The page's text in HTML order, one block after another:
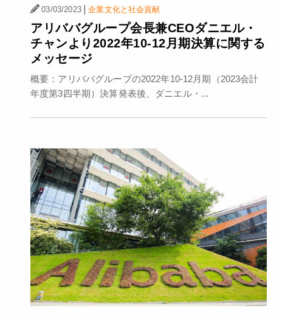
03/03/2023 | 企業文化と社会貢献
アリババグループ会長兼CEOダニエル・
チャンより2022年10-12月期決算に関する
メッセージ
概要：アリババグループの2022年10-12月期（2023会計
年度第3四半期）決算発表後、ダニエル・...